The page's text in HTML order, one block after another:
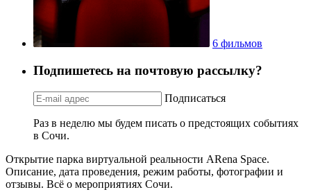
6 фильмов
Подпишетесь на почтовую рассылку?
Подписаться
Раз в неделю мы будем писать о предстоящих событиях
в Сочи.
Открытие парка виртуальной реальности ARena Space.
Описание, дата проведения, режим работы, фотографии и
отзывы. Всё о мероприятиях Сочи.